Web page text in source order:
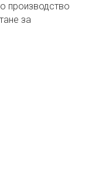
производство
за